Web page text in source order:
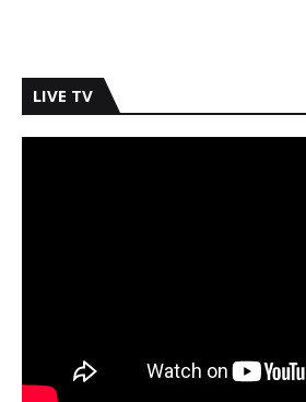
LIVE TV